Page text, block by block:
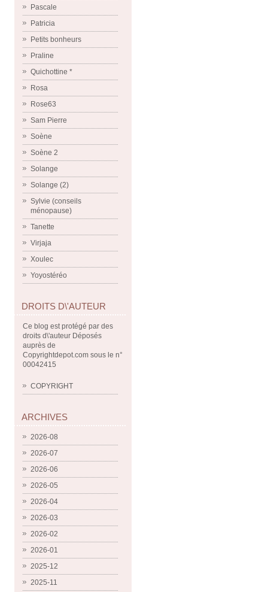
Pascale
Patricia
Petits bonheurs
Praline
Quichottine *
Rosa
Rose63
Sam Pierre
Soène
Soène 2
Solange
Solange (2)
Sylvie (conseils
ménopause)
Tanette
Virjaja
Xoulec
Yoyostéréo
DROITS D\'AUTEUR
Ce blog est protégé par des
droits d\'auteur Déposés
auprès de
Copyrightdepot.com sous le n°
00042415
COPYRIGHT
ARCHIVES
2026-08
2026-07
2026-06
2026-05
2026-04
2026-03
2026-02
2026-01
2025-12
2025-11